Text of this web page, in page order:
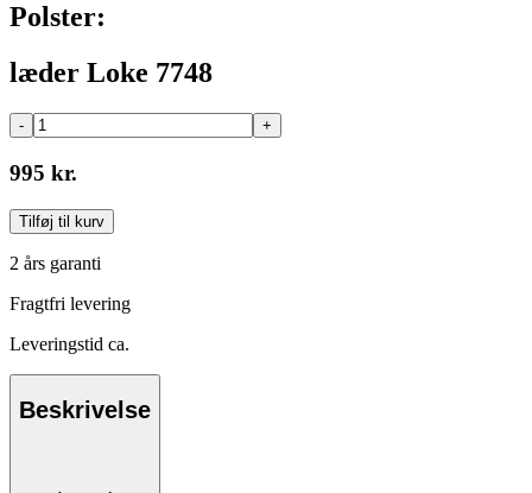
Polster:
læder Loke 7748
- +
995 kr.
Tilføj til kurv
2 års garanti
Fragtfri levering
Leveringstid ca.
Beskrivelse